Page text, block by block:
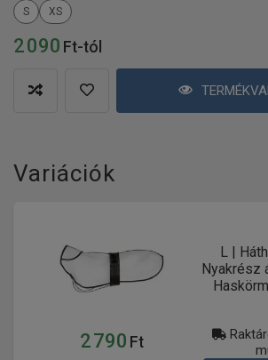
2 090 Ft-tól
S
XS
Variációk
L |
Nyakrész
2 790 Ft